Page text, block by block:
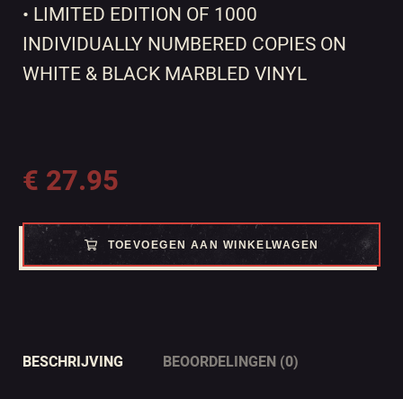
• LIMITED EDITION OF 1000
INDIVIDUALLY NUMBERED COPIES ON
WHITE & BLACK MARBLED VINYL
€ 27.95
TOEVOEGEN AAN WINKELWAGEN
BESCHRIJVING BEOORDELINGEN (0)